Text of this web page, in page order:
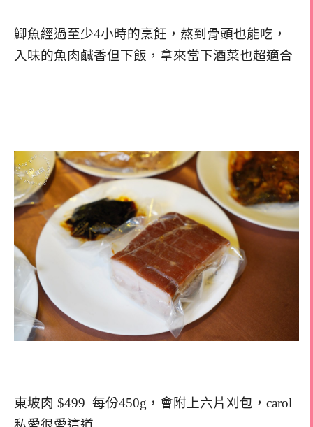
鯽魚經過至少4小時的烹飪，熬到骨頭也能吃，
入味的魚肉鹹香但下飯，拿來當下酒菜也超適合
東坡肉 $499 每份450g，會附上六片刈包，carol